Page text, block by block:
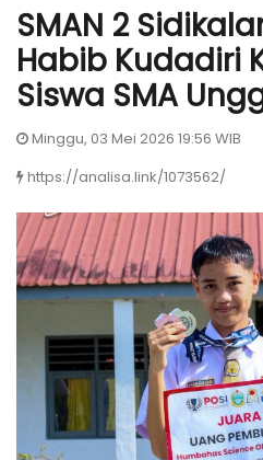
SMAN 2
Habib Kudadiri
Siswa SMA
Minggu, 03 Mei 2026 19:56 WIB
https://analisa.link/1073562/